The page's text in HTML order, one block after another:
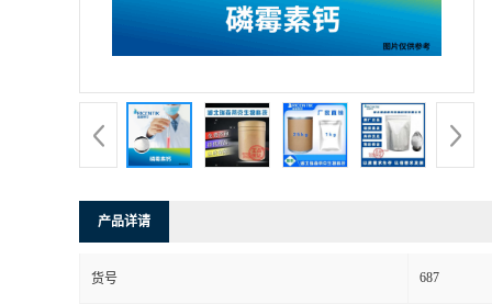
产品详请
货号 687